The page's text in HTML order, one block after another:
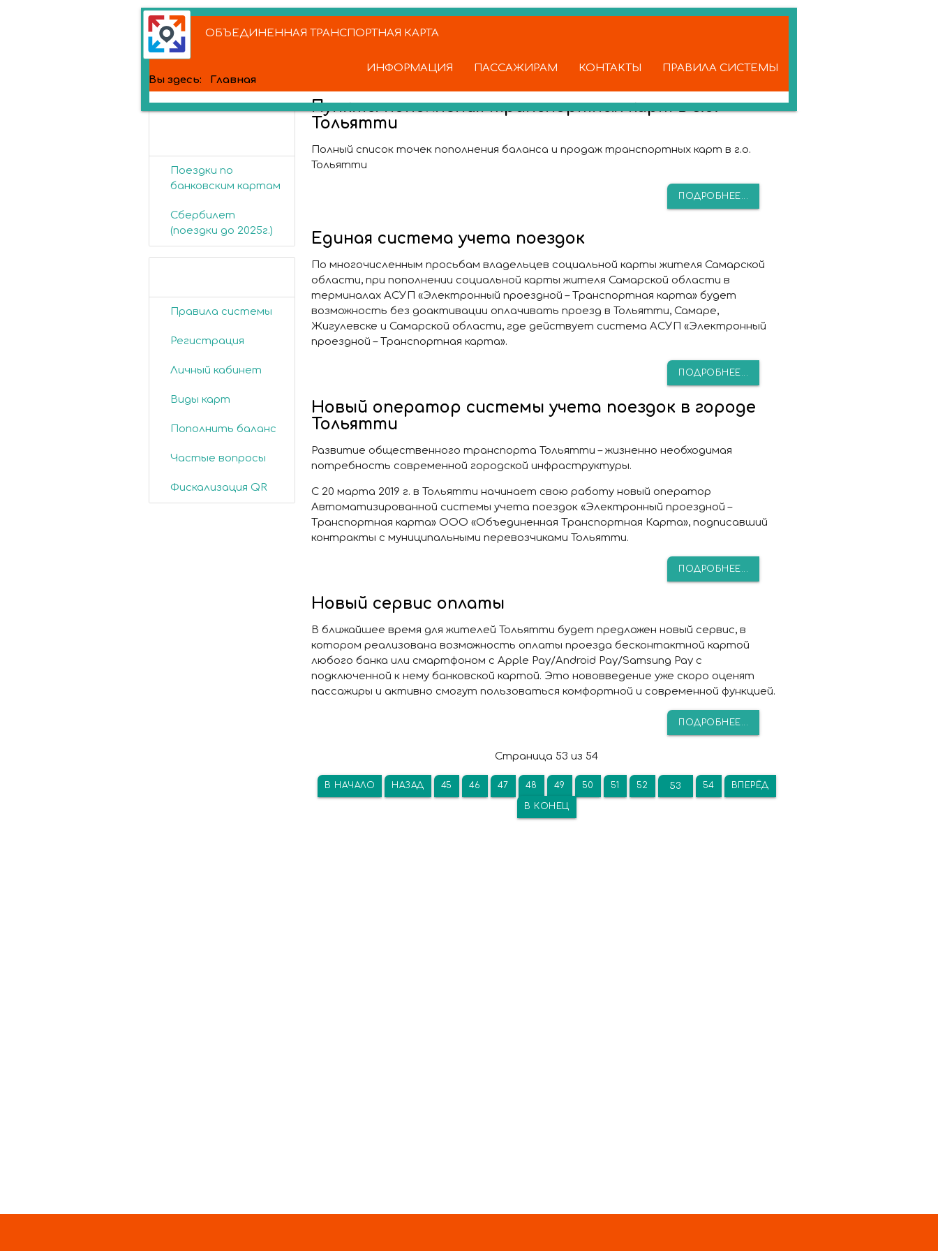
ОБЪЕДИНЕННАЯ ТРАНСПОРТНАЯ КАРТА
ИНФОРМАЦИЯ ПАССАЖИРАМ КОНТАКТЫ
ПРАВИЛА СИСТЕМЫ
Вы здесь: Главная
Поездки по
банковским картам
Сбербилет
(поездки до 2025г.)
Правила системы
Регистрация
Личный кабинет
Виды карт
Пополнить баланс
Частые вопросы
Фискализация QR
Пункты пополнения транспортных карт в г.о.
Тольятти
Полный список точек пополнения баланса и продаж транспортных карт в г.о.
Тольятти
ПОДРОБНЕЕ...
Единая система учета поездок
По многочисленным просьбам владельцев социальной карты жителя Самарской
области, при пополнении социальной карты жителя Самарской области в
терминалах АСУП «Электронный проездной – Транспортная карта» будет
возможность без доактивации оплачивать проезд в Тольятти, Самаре,
Жигулевске и Самарской области, где действует система АСУП «Электронный
проездной – Транспортная карта».
ПОДРОБНЕЕ...
Новый оператор системы учета поездок в городе
Тольятти
Развитие общественного транспорта Тольятти – жизненно необходимая
потребность современной городской инфраструктуры.
С 20 марта 2019 г. в Тольятти начинает свою работу новый оператор
Автоматизированной системы учета поездок «Электронный проездной –
Транспортная карта» ООО «Объединенная Транспортная Карта», подписавший
контракты с муниципальными перевозчиками Тольятти.
ПОДРОБНЕЕ...
Новый сервис оплаты
В ближайшее время для жителей Тольятти будет предложен новый сервис, в
котором реализована возможность оплаты проезда бесконтактной картой
любого банка или смартфоном с Apple Pay/Android Pay/Samsung Pay с
подключенной к нему банковской картой. Это нововведение уже скоро оценят
пассажиры и активно смогут пользоваться комфортной и современной функцией.
ПОДРОБНЕЕ...
Страница 53 из 54
В НАЧАЛО НАЗАД 45 46 47 48 49 50 51 52 53 54 ВПЕРЁД
В КОНЕЦ